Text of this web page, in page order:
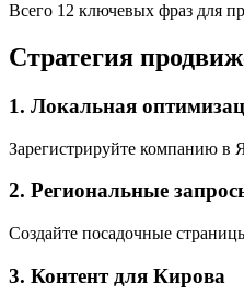
Всего 12 ключевых фраз для
Стратегия
1. Локальная
Зарегистрируйте компанию в
2. Региональные
Создайте посадочные
3. Контент для Кирова